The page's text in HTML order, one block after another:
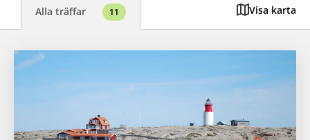
Alla träffar 11 Visa karta